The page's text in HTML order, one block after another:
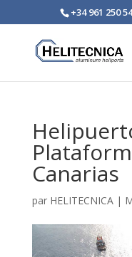
+34 961 250
Canarias
par HELITECNICA|